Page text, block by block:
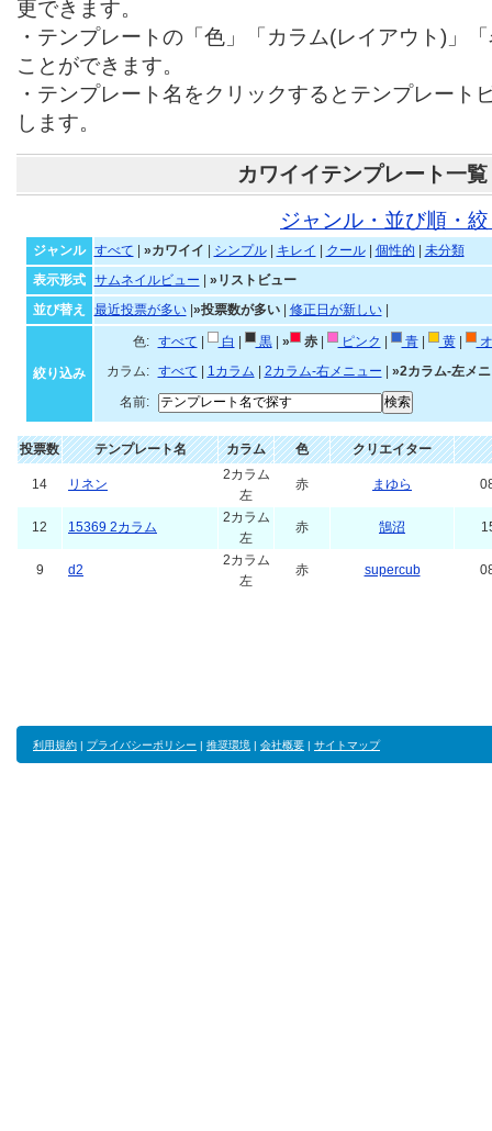
更できます。
・テンプレートの「色」「カラム(レイアウト)」
ことができます。
・テンプレート名をクリックするとテンプレート
します。
カワイイテンプレート一覧
ジャンル・並び順・
ジャンル すべて »カワイイ シンプル| キレイ クール| 個性的
未分類
表示形式
サムネイルビュー
»リストビュー
並び替え
最近投票が多い| »投票数が多い| 修正日が新しい|
絞り込み
色: すべて 白 黒| » 赤| ピンク 青| 黄|
カラム:
すべて 1カラム 2カラム-右メニュー
»2カラム-左メ
名前:
投票数 テンプレート名 カラム 色 クリエイター
14 リネン
2カラム
左
赤 まゆら
12 15369 2カラム
2カラム
左
赤 鵠沼
9 d2
2カラム
左
赤 supercub
利用規約 | プライバシーポリシー | 推奨環境 | 会社概要 | サイトマップ